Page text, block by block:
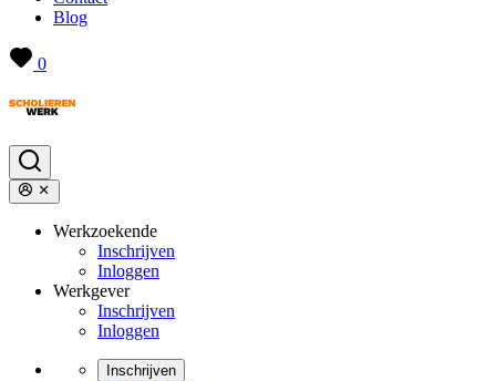
Blog
0
Werkzoekende
Inschrijven
Inloggen
Werkgever
Inschrijven
Inloggen
Inschrijven